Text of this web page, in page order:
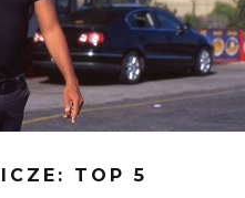
TOP 5